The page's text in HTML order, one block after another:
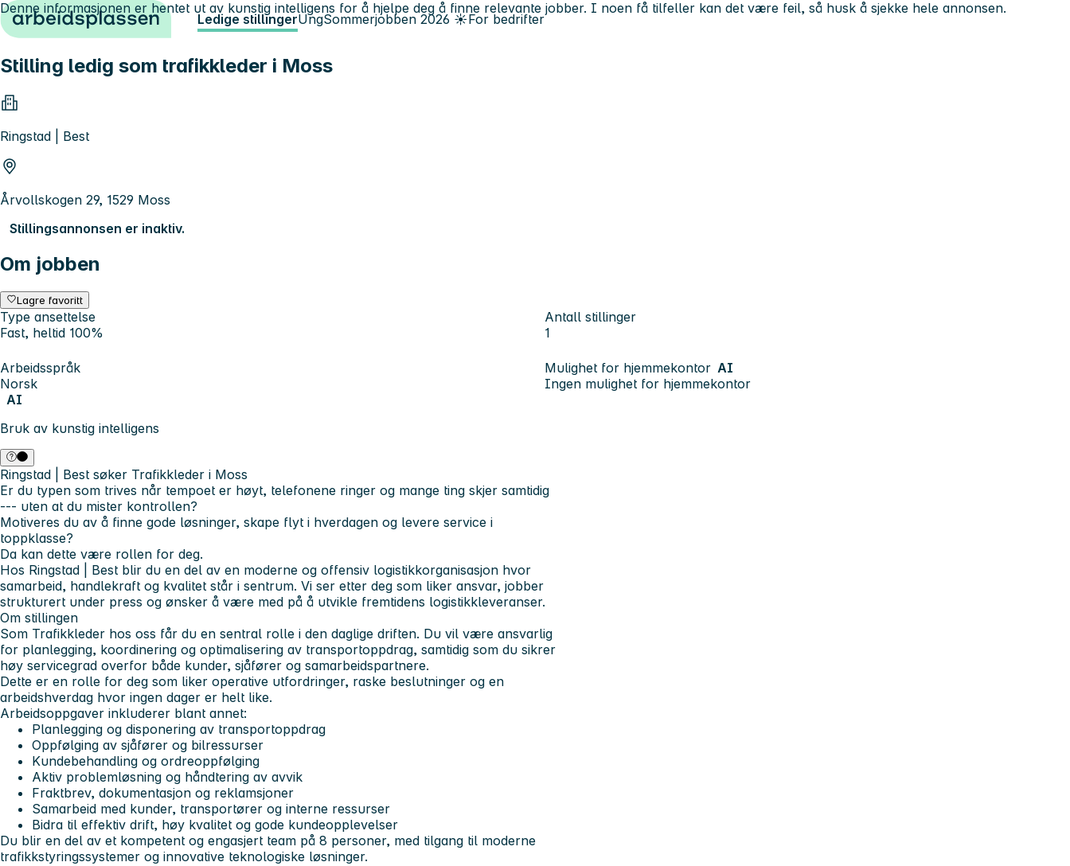
Hopp til innhold Ledige stillingerUngSommerjobben 2026 ☀️For bedrifter
Stilling ledig som trafikkleder i Moss
Ringstad | Best
Årvollskogen 29, 1529 Moss
Stillingsannonsen er inaktiv.
Om jobben
Lagre favoritt
Type ansettelse
Fast, heltid 100%
Antall stillinger
1
Arbeidsspråk
Norsk
Mulighet for hjemmekontor AI
Ingen mulighet for hjemmekontor
AI
Bruk av kunstig intelligens
Denne informasjonen er hentet ut av kunstig intelligens for å hjelpe deg å finne relevante jobber. I noen få tilfeller kan det være feil, så husk å sjekke hele annonsen.
Ringstad | Best søker Trafikkleder i Moss
Er du typen som trives når tempoet er høyt, telefonene ringer og mange ting skjer samtidig
--- uten at du mister kontrollen?
Motiveres du av å finne gode løsninger, skape flyt i hverdagen og levere service i
toppklasse?
Da kan dette være rollen for deg.
Hos Ringstad | Best blir du en del av en moderne og offensiv logistikkorganisasjon hvor
samarbeid, handlekraft og kvalitet står i sentrum. Vi ser etter deg som liker ansvar, jobber
strukturert under press og ønsker å være med på å utvikle fremtidens logistikkleveranser.
Om stillingen
Som Trafikkleder hos oss får du en sentral rolle i den daglige driften. Du vil være ansvarlig
for planlegging, koordinering og optimalisering av transportoppdrag, samtidig som du sikrer
høy servicegrad overfor både kunder, sjåfører og samarbeidspartnere.
Dette er en rolle for deg som liker operative utfordringer, raske beslutninger og en
arbeidshverdag hvor ingen dager er helt like.
Arbeidsoppgaver inkluderer blant annet:
Planlegging og disponering av transportoppdrag
Oppfølging av sjåfører og bilressurser
Kundebehandling og ordreoppfølging
Aktiv problemløsning og håndtering av avvik
Fraktbrev, dokumentasjon og reklamsjoner
Samarbeid med kunder, transportører og interne ressurser
Bidra til effektiv drift, høy kvalitet og gode kundeopplevelser
Du blir en del av et kompetent og engasjert team på 8 personer, med tilgang til moderne
trafikkstyringssystemer og innovative teknologiske løsninger.